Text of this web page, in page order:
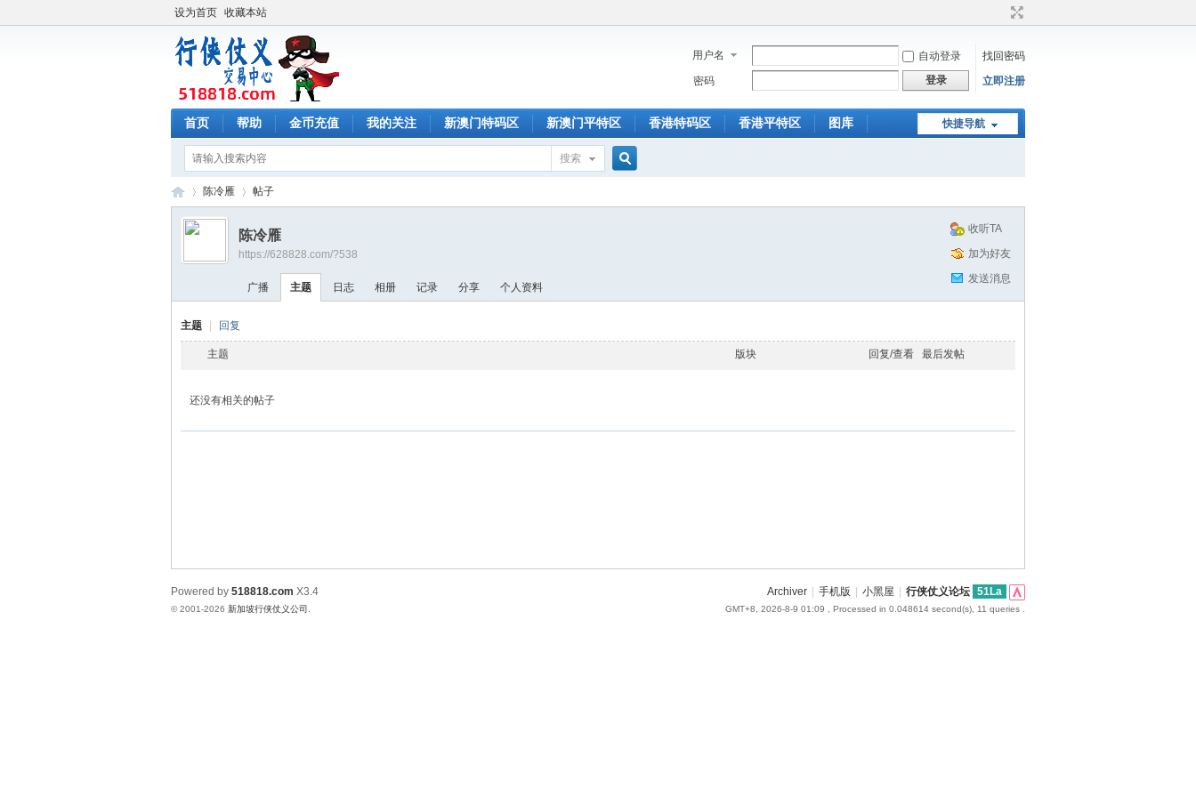
设为首页 收藏本站
用户名 自动登录
找回密码
密码
登录 立即注册
快捷导航
首页 帮助 金币充值 我的关注 新澳门特码区 新澳门平特区 香港特码区 香港平特区 图库
搜索
›
陈冷雁 帖子
收听TA
加为好友
发送消息
陈冷雁
https://628828.com/?538
广播 主题 日志 相册 记录 分享 个人资料
主题 回复
主题 版块 回复/查看 最后发帖
还没有相关的帖子
Archiver 手机版 小黑屋 行侠仗义论坛 51La
GMT+8, 2026-8-9 01:09 , Processed in 0.048614 second(s), 11 queries .
Powered by 518818.com X3.4
© 2001-2026 新加坡行侠仗义公司